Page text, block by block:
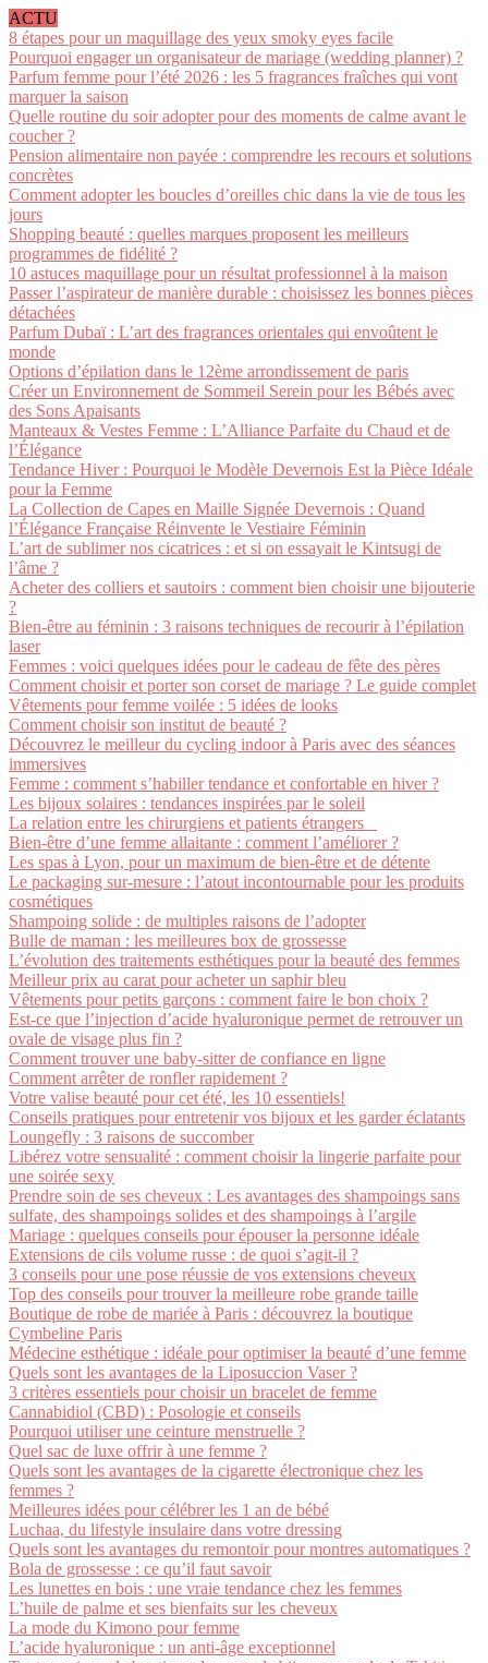
ACTU
8 étapes pour un maquillage des yeux smoky eyes facile
Pourquoi engager un organisateur de mariage (wedding planner) ?
Parfum femme pour l’été 2026 : les 5 fragrances fraîches qui vont
marquer la saison
Quelle routine du soir adopter pour des moments de calme avant le
coucher ?
Pension alimentaire non payée : comprendre les recours et solutions
concrètes
Comment adopter les boucles d’oreilles chic dans la vie de tous les
jours
Shopping beauté : quelles marques proposent les meilleurs
programmes de fidélité ?
10 astuces maquillage pour un résultat professionnel à la maison
Passer l’aspirateur de manière durable : choisissez les bonnes pièces
détachées
Parfum Dubaï : L’art des fragrances orientales qui envoûtent le
monde
Options d’épilation dans le 12ème arrondissement de paris
Créer un Environnement de Sommeil Serein pour les Bébés avec
des Sons Apaisants
Manteaux & Vestes Femme : L’Alliance Parfaite du Chaud et de
l’Élégance
Tendance Hiver : Pourquoi le Modèle Devernois Est la Pièce Idéale
pour la Femme
La Collection de Capes en Maille Signée Devernois : Quand
l’Élégance Française Réinvente le Vestiaire Féminin
L’art de sublimer nos cicatrices : et si on essayait le Kintsugi de
l’âme ?
Acheter des colliers et sautoirs : comment bien choisir une bijouterie
?
Bien-être au féminin : 3 raisons techniques de recourir à l’épilation
laser
Femmes : voici quelques idées pour le cadeau de fête des pères
Comment choisir et porter son corset de mariage ? Le guide complet
Vêtements pour femme voilée : 5 idées de looks
Comment choisir son institut de beauté ?
Découvrez le meilleur du cycling indoor à Paris avec des séances
immersives
Femme : comment s’habiller tendance et confortable en hiver ?
Les bijoux solaires : tendances inspirées par le soleil
La relation entre les chirurgiens et patients étrangers
Bien-être d’une femme allaitante : comment l’améliorer ?
Les spas à Lyon, pour un maximum de bien-être et de détente
Le packaging sur-mesure : l’atout incontournable pour les produits
cosmétiques
Shampoing solide : de multiples raisons de l’adopter
Bulle de maman : les meilleures box de grossesse
L’évolution des traitements esthétiques pour la beauté des femmes
Meilleur prix au carat pour acheter un saphir bleu
Vêtements pour petits garçons : comment faire le bon choix ?
Est-ce que l’injection d’acide hyaluronique permet de retrouver un
ovale de visage plus fin ?
Comment trouver une baby-sitter de confiance en ligne
Comment arrêter de ronfler rapidement ?
Votre valise beauté pour cet été, les 10 essentiels!
Conseils pratiques pour entretenir vos bijoux et les garder éclatants
Loungefly : 3 raisons de succomber
Libérez votre sensualité : comment choisir la lingerie parfaite pour
une soirée sexy
Prendre soin de ses cheveux : Les avantages des shampoings sans
sulfate, des shampoings solides et des shampoings à l’argile
Mariage : quelques conseils pour épouser la personne idéale
Extensions de cils volume russe : de quoi s’agit-il ?
3 conseils pour une pose réussie de vos extensions cheveux
Top des conseils pour trouver la meilleure robe grande taille
Boutique de robe de mariée à Paris : découvrez la boutique
Cymbeline Paris
Médecine esthétique : idéale pour optimiser la beauté d’une femme
Quels sont les avantages de la Liposuccion Vaser ?
3 critères essentiels pour choisir un bracelet de femme
Cannabidiol (CBD) : Posologie et conseils
Pourquoi utiliser une ceinture menstruelle ?
Quel sac de luxe offrir à une femme ?
Quels sont les avantages de la cigarette électronique chez les
femmes ?
Meilleures idées pour célébrer les 1 an de bébé
Luchaa, du lifestyle insulaire dans votre dressing
Quels sont les avantages du remontoir pour montres automatiques ?
Bola de grossesse : ce qu’il faut savoir
Les lunettes en bois : une vraie tendance chez les femmes
L’huile de palme et ses bienfaits sur les cheveux
La mode du Kimono pour femme
L’acide hyaluronique : un anti-âge exceptionnel